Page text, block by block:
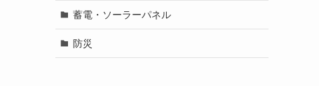
蓄電・ソーラーパネル
防災